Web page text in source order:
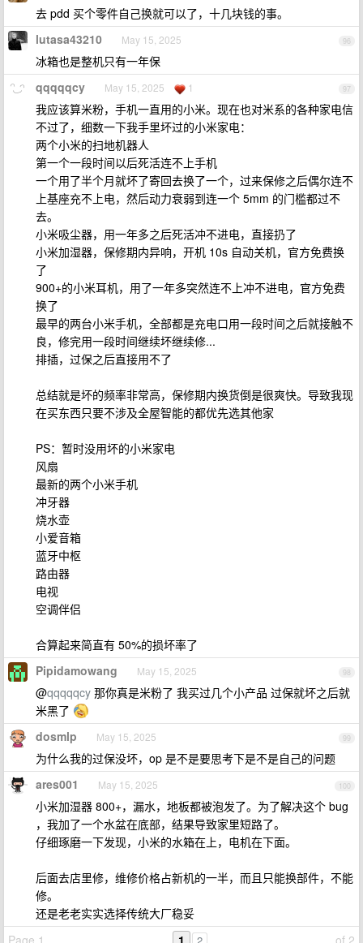
去 pdd 买个零件自己换就可以了，十几块钱的事。
96
lutasa43210 May 15, 2025
冰箱也是整机只有一年保
97
qqqqqcy May 15, 2025 1
我应该算米粉，手机一直用的小米。现在也对米系的各种家电信
不过了，细数一下我手里坏过的小米家电：
两个小米的扫地机器人
第一个一段时间以后死活连不上手机
一个用了半个月就坏了寄回去换了一个，过来保修之后偶尔连不
上基座充不上电，然后动力衰弱到连一个 5mm 的门槛都过不
去。
小米吸尘器，用一年多之后死活冲不进电，直接扔了
小米加湿器，保修期内异响，开机 10s 自动关机，官方免费换
了
900+的小米耳机，用了一年多突然连不上冲不进电，官方免费
换了
最早的两台小米手机，全部都是充电口用一段时间之后就接触不
良，修完用一段时间继续坏继续修...
排插，过保之后直接用不了
总结就是坏的频率非常高，保修期内换货倒是很爽快。导致我现
在买东西只要不涉及全屋智能的都优先选其他家
PS：暂时没用坏的小米家电
风扇
最新的两个小米手机
冲牙器
烧水壶
小爱音箱
蓝牙中枢
路由器
电视
空调伴侣
合算起来简直有 50%的损坏率了
98
Pipidamowang May 15, 2025
@qqqqqcy 那你真是米粉了 我买过几个小产品 过保就坏之后就
米黑了
99
dosmlp May 15, 2025
为什么我的过保没坏，op 是不是要思考下是不是自己的问题
100
ares001 May 15, 2025
小米加湿器 800+，漏水，地板都被泡发了。为了解决这个 bug
，我加了一个水盆在底部，结果导致家里短路了。
仔细琢磨一下发现，小米的水箱在上，电机在下面。
后面去店里修，维修价格占新机的一半，而且只能换部件，不能
修。
还是老老实实选择传统大厂稳妥
Page 1
of 2
1